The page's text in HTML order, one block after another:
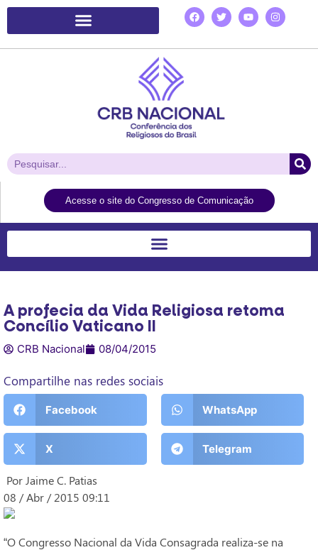
Acesse o site do Congresso de Comunicação
A profecia da Vida Religiosa retoma
Concílio Vaticano II
CRB Nacional 08/04/2015
Compartilhe nas redes sociais
Facebook WhatsApp
X Telegram
Por Jaime C. Patias
08 / Abr / 2015 09:11
“O Congresso Nacional da Vida Consagrada realiza-se na